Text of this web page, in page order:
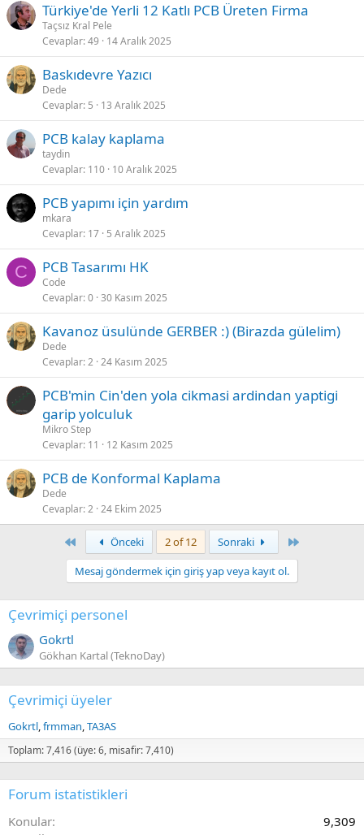
Türkiye'de Yerli 12 Katlı PCB Üreten Firma
Taçsız Kral Pele
Cevaplar 49 14 Aralık 2025
Baskıdevre Yazıcı
Dede
Cevaplar 5 13 Aralık 2025
PCB kalay kaplama
taydin
Cevaplar 110 10 Aralık 2025
PCB yapımı için yardım
mkara
Cevaplar 17 5 Aralık 2025
C PCB Tasarımı HK
Code
Cevaplar 0 30 Kasım 2025
Kavanoz üsulünde GERBER :) (Birazda gülelim)
Dede
Cevaplar 2 24 Kasım 2025
PCB'min Cin'den yola cikmasi ardindan yaptigi
garip yolculuk
Mikro Step
Cevaplar 11 12 Kasım 2025
PCB de Konformal Kaplama
Dede
Cevaplar 2 24 Ekim 2025
Önceki 2 of 12 Sonraki
Mesaj göndermek için giriş yap veya kayıt ol.
Çevrimiçi personel
Gokrtl
Gökhan Kartal (TeknoDay)
Çevrimiçi üyeler
Gokrtl frmman TA3AS
Toplam: 7,416 (üye: 6, misafir: 7,410)
Forum istatistikleri
Konular
9,309